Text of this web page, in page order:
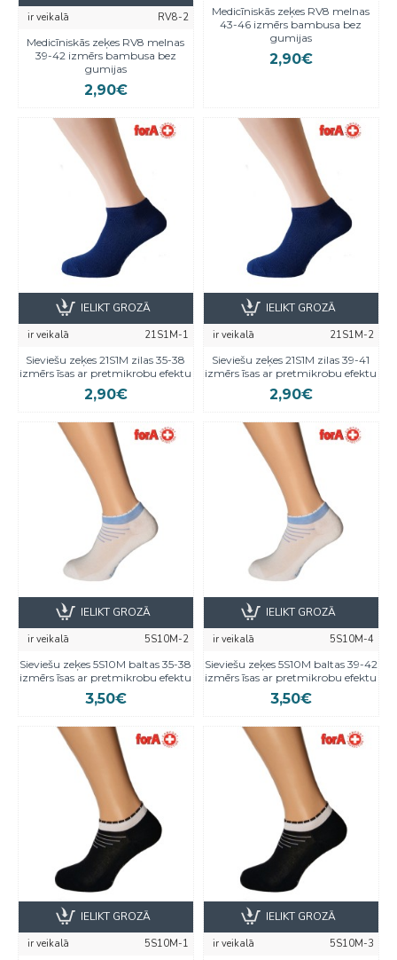
ir veikalā
RV8-2
Medicīniskās zeķes RV8 melnas
39-42 izmērs bambusa bez
gumijas
2,90€
Medicīniskās zeķes RV8 melnas
43-46 izmērs bambusa bez
gumijas
2,90€
ir veikalā
21S1M-1
Sieviešu zeķes 21S1M zilas 35-38
izmērs īsas ar pretmikrobu efektu
2,90€
IELIKT GROZĀ
ir veikalā
21S1M-2
Sieviešu zeķes 21S1M zilas 39-41
izmērs īsas ar pretmikrobu efektu
2,90€
IELIKT GROZĀ
ir veikalā
5S10M-2
Sieviešu zeķes 5S10M baltas 35-38
izmērs īsas ar pretmikrobu efektu
3,50€
IELIKT GROZĀ
ir veikalā
5S10M-4
Sieviešu zeķes 5S10M baltas 39-42
izmērs īsas ar pretmikrobu efektu
3,50€
IELIKT GROZĀ
ir veikalā
5S10M-1
IELIKT GROZĀ
ir veikalā
5S10M-3
IELIKT GROZĀ